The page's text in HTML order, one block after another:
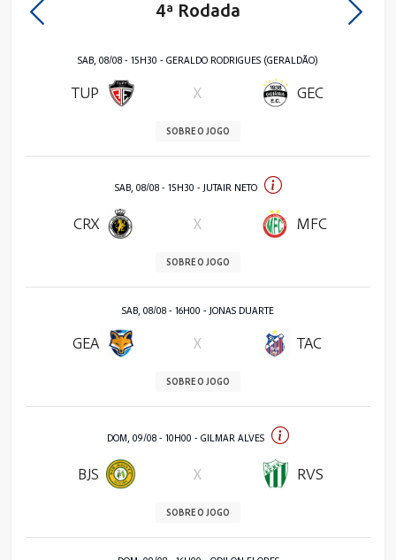
4ª Rodada
SAB, 08/08 - 15H30 - GERALDO RODRIGUES (GERALDÃO)
TUP X GEC
SOBRE O JOGO
SAB, 08/08 - 15H30 - JUTAIR NETO
CRX X MFC
SOBRE O JOGO
SAB, 08/08 - 16H00 - JONAS DUARTE
GEA X TAC
SOBRE O JOGO
DOM, 09/08 - 10H00 - GILMAR ALVES
BJS X RVS
SOBRE O JOGO